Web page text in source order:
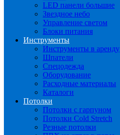
LED панели большие
Звездное небо
Управление светом
Блоки питания
Инструменты
Инструменты в аренду
Шпатели
Спецодежда
Оборудование
Расходные материалы
Каталоги
Потолки
Потолки с гарпуном
Потолки Cold Stretch
Резные потолки